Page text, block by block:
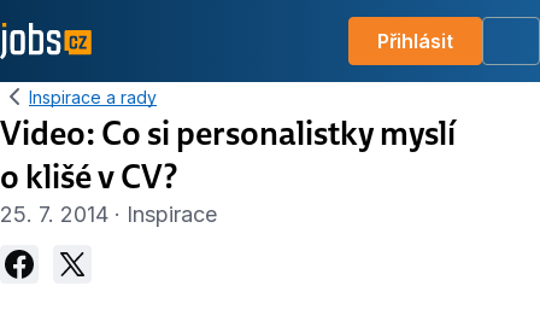
Přihlásit
Inspirace a rady
Video: Co si personalistky myslí
o klišé v CV?
25. 7. 2014 · Inspirace